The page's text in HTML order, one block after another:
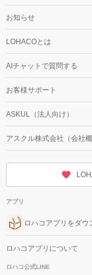
お知らせ
LOHACOとは
AIチャットで質問する
お客様サポート
ASKUL（法人向け）
アスクル株式会社（会社概
アプリ
ロハコアプリをダウ
ロハコアプリについて
ロハコ公式LINE